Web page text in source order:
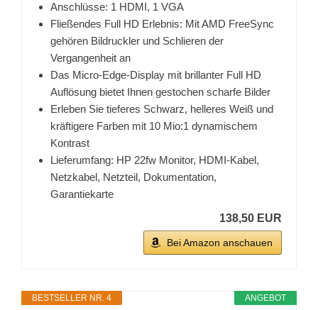
Anschlüsse: 1 HDMI, 1 VGA
Fließendes Full HD Erlebnis: Mit AMD FreeSync
gehören Bildruckler und Schlieren der
Vergangenheit an
Das Micro-Edge-Display mit brillanter Full HD
Auflösung bietet Ihnen gestochen scharfe Bilder
Erleben Sie tieferes Schwarz, helleres Weiß und
kräftigere Farben mit 10 Mio:1 dynamischem
Kontrast
Lieferumfang: HP 22fw Monitor, HDMI-Kabel,
Netzkabel, Netzteil, Dokumentation,
Garantiekarte
138,50 EUR
Bei Amazon anschauen
ANGEBOT
BESTSELLER NR. 4